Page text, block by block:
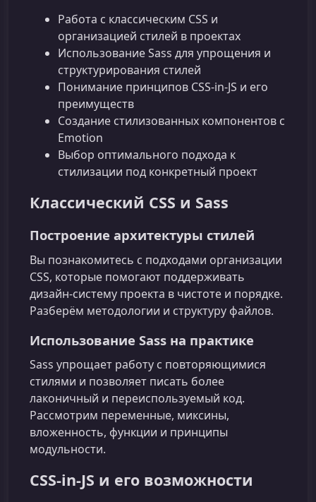
Работа с классическим CSS и
организацией стилей в проектах
Использование Sass для упрощения и
структурирования стилей
Понимание принципов CSS-in-JS и его
преимуществ
Создание стилизованных компонентов с
Emotion
Выбор оптимального подхода к
стилизации под конкретный проект
Классический CSS и Sass
Построение архитектуры стилей
Вы познакомитесь с подходами организации
CSS, которые помогают поддерживать
дизайн‑систему проекта в чистоте и порядке.
Разберём методологии и структуру файлов.
Использование Sass на практике
Sass упрощает работу с повторяющимися
стилями и позволяет писать более
лаконичный и переиспользуемый код.
Рассмотрим переменные, миксины,
вложенность, функции и принципы
модульности.
CSS‑in‑JS и его возможности